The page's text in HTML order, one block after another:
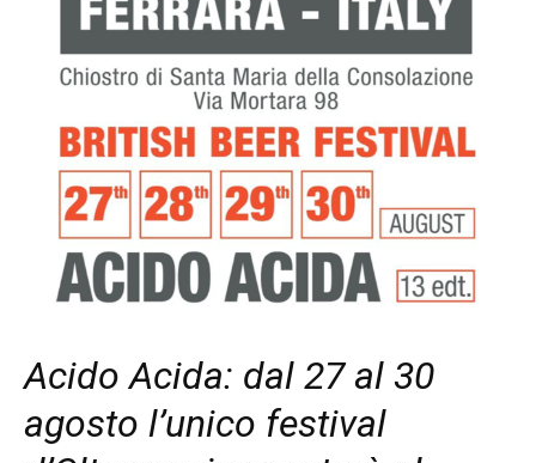
Acido Acida: dal 27 al 30
agosto l’unico festival